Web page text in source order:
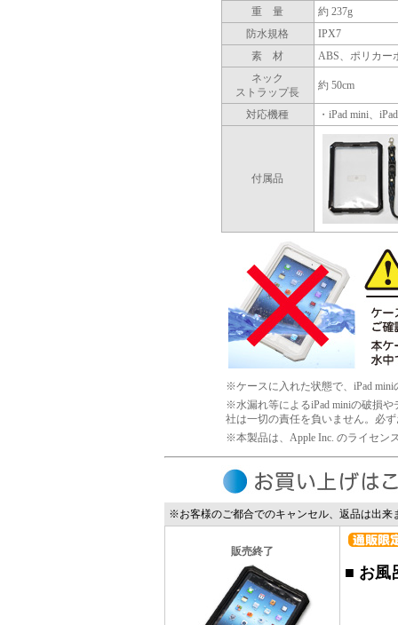
重 量
約 237g
防水規格
IPX7
素 材
ABS、ポリカー
ネック
ストラップ長
約 50cm
対応機種 ・iPad mini、
付属品
※ケースに入れた状態で、iPad
※水漏れ等によるiPad miniの破損
社は一切の責任を負いません。必
※本製品は、Apple Inc. のライセン
※お客様のご都合でのキャンセル、返品は出来
販売終了
■ お風